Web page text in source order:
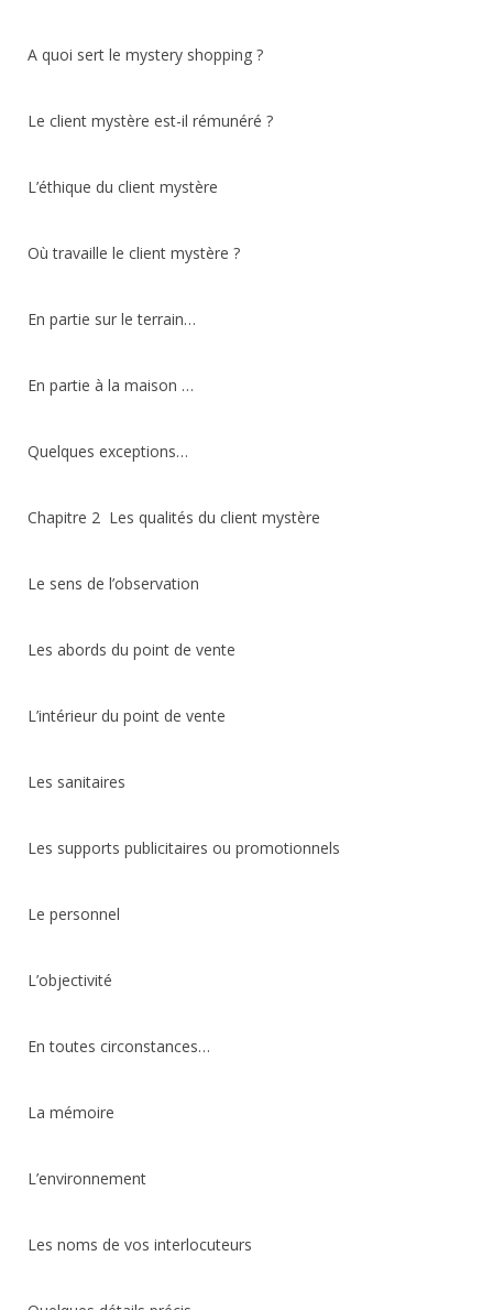
A quoi sert le mystery shopping ?
Le client mystère est-il rémunéré ?
L’éthique du client mystère
Où travaille le client mystère ?
En partie sur le terrain…
En partie à la maison …
Quelques exceptions…
Chapitre 2 Les qualités du client mystère
Le sens de l’observation
Les abords du point de vente
L’intérieur du point de vente
Les sanitaires
Les supports publicitaires ou promotionnels
Le personnel
L’objectivité
En toutes circonstances…
La mémoire
L’environnement
Les noms de vos interlocuteurs